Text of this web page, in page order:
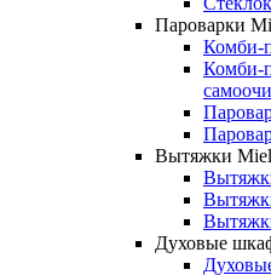
Пароварки
Комби-
Комби-
Вытяжки
Духовые